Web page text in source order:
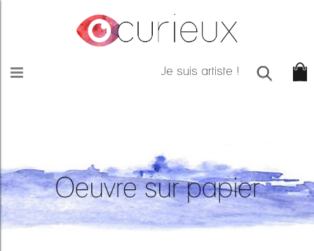
Je suis artiste !